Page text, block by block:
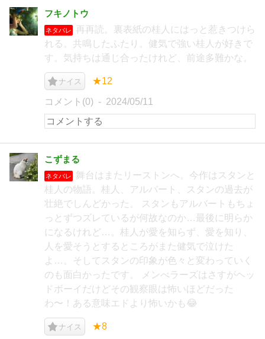
フキノトウ
ネタバレ
再再読。裏表紙の桂人にはっと惹きつけら
れる。共鳴したふたり。健気で強い桂人が好きで
す。気持ちは通じ合ったけれど、前途多難かな。
ナイス ★12
コメント(0) 2024/05/11
こずまる
ネタバレ
舞台はまたリーストンへ。今作はスタンと
桂人の物語。桂人、アルバート、スタンの過去が
壮絶でしんどかった。 スタンもアルバートもちょ
っとずつズレているが何故なのか…最後に明らか
になるけれど…。桂人が愛を知らず、愛を知り、
人を愛そうとするところがまた健気で泣けた
よ…。そしてスタンの印象が色々と変わっていく
のも面白かったです。 メンべラーズはさすがヘッ
ドボーイだけどその観察眼は怖いほどだった
わ〜！ある意味エドより怖いかも😂
ナイス ★8